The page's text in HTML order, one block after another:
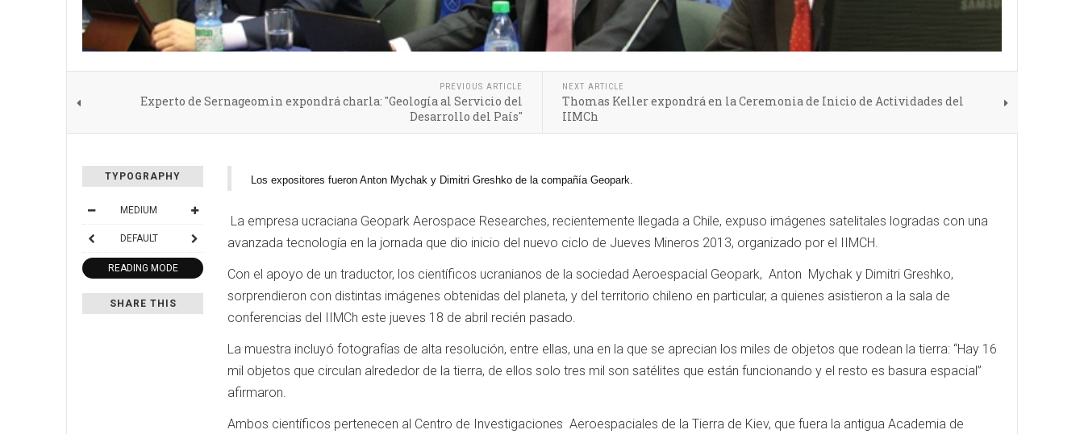
PREVIOUS ARTICLE
Experto de Sernageomin expondrá charla: "Geología al Servicio del
Desarrollo del País"
NEXT ARTICLE
Thomas Keller expondrá en la Ceremonia de Inicio de Actividades del
IIMCh
TYPOGRAPHY
MEDIUM
DEFAULT
READING MODE
SHARE THIS
Los expositores fueron Anton Mychak y Dimitri Greshko de la compañía Geopark.
La empresa ucraciana Geopark Aerospace Researches, recientemente llegada a Chile, expuso imágenes satelitales logradas con una
avanzada tecnología en la jornada que dio inicio del nuevo ciclo de Jueves Mineros 2013, organizado por el IIMCH.
Con el apoyo de un traductor, los científicos ucranianos de la sociedad Aeroespacial Geopark, Anton Mychak y Dimitri Greshko,
sorprendieron con distintas imágenes obtenidas del planeta, y del territorio chileno en particular, a quienes asistieron a la sala de
conferencias del IIMCh este jueves 18 de abril recién pasado.
La muestra incluyó fotografías de alta resolución, entre ellas, una en la que se aprecian los miles de objetos que rodean la tierra: “Hay 16
mil objetos que circulan alrededor de la tierra, de ellos solo tres mil son satélites que están funcionando y el resto es basura espacial”
afirmaron.
Ambos científicos pertenecen al Centro de Investigaciones Aeroespaciales de la Tierra de Kiev, que fuera la antigua Academia de